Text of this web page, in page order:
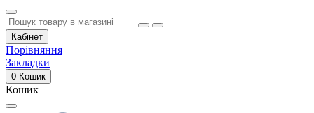
Кабінет
Порівняння
Закладки
0 Кошик
Кошик